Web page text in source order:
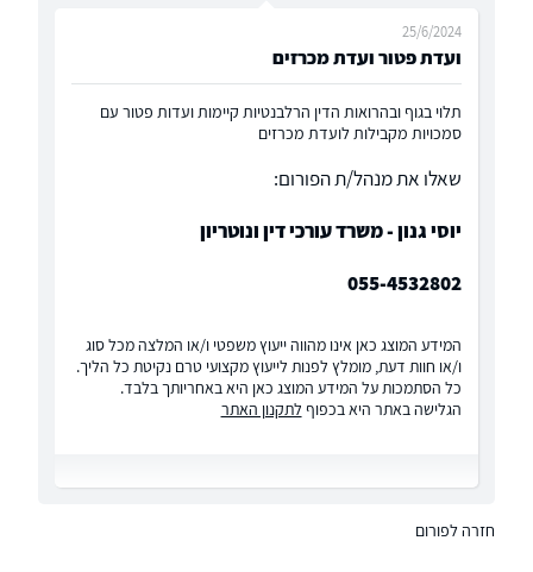
ועדת פטור ועדת מכרזים
25/6/2024
תלוי בגוף ובהרואות הדין הרלבנטיות קיימות ועדות פטור עם
סמכויות מקבילות לועדת מכרזים
שאלו את מנהל/ת הפורום:
יוסי גנון - משרד עורכי דין ונוטריון
055-4532802
המידע המוצג כאן אינו מהווה ייעוץ משפטי ו/או המלצה מכל סוג
ו/או חוות דעת, מומלץ לפנות לייעוץ מקצועי טרם נקיטת כל הליך.
כל הסתמכות על המידע המוצג כאן היא באחריותך בלבד.
הגלישה באתר היא בכפוף לתקנון האתר
חזרה לפורום